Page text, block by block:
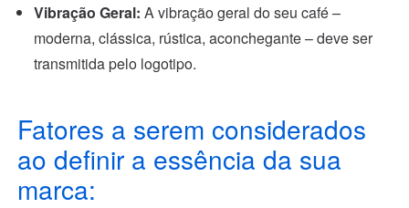
Vibração Geral: A vibração geral do seu café –
moderna, clássica, rústica, aconchegante – deve ser
transmitida pelo logotipo.
Fatores a serem considerados
ao definir a essência da sua
marca: